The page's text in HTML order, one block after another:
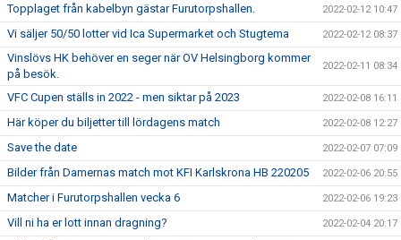
Topplaget från kabelbyn gästar Furutorpshallen. 2022-02-12 10:47
Vi säljer 50/50 lotter vid Ica Supermarket och Stugtema 2022-02-12 08:37
Vinslövs HK behöver en seger när OV Helsingborg kommer
på besök.
2022-02-11 08:34
VFC Cupen ställs in 2022 - men siktar på 2023 2022-02-08 16:11
Här köper du biljetter till lördagens match 2022-02-08 12:27
Save the date 2022-02-07 07:09
Bilder från Damernas match mot KFI Karlskrona HB 220205 2022-02-06 20:55
Matcher i Furutorpshallen vecka 6 2022-02-06 19:23
Vill ni ha er lott innan dragning? 2022-02-04 20:17